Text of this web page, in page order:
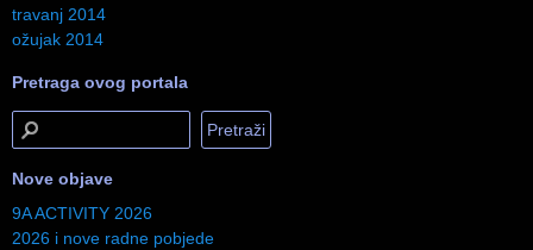
travanj 2014
ožujak 2014
Pretraga ovog portala
Nove objave
9A ACTIVITY 2026
2026 i nove radne pobjede